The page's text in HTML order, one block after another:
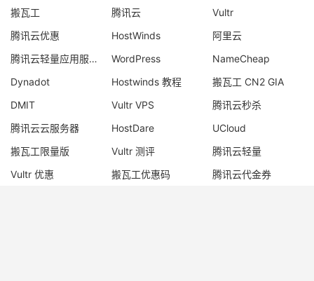
搬瓦工 腾讯云
Vultr
腾讯云优惠
HostWinds
阿里云
腾讯云轻量应用服务器
WordPress
NameCheap
Dynadot
Hostwinds 教程
搬瓦工 CN2 GIA
DMIT
Vultr VPS
腾讯云秒杀
腾讯云云服务器
HostDare
UCloud
搬瓦工限量版
Vultr 测评
腾讯云轻量
Vultr 优惠
搬瓦工优惠码
腾讯云代金券